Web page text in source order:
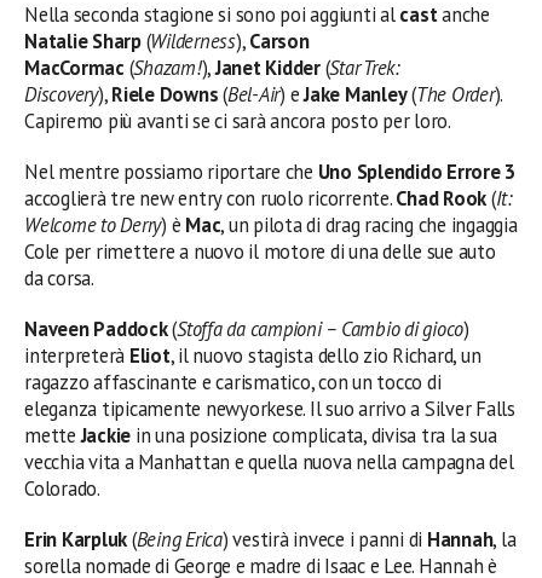
Nella seconda stagione si sono poi aggiunti alcastanche
Natalie Sharp(Wilderness),Carson
MacCormac (Shazam!),Janet Kidder(Star Trek:
Discovery),Riele Downs(Bel-Air) eJake Manley(The Order).
Capiremo più avanti se ci sarà ancora posto per loro.
Nel mentre possiamo riportare che Uno Splendido Errore 3
accoglierà tre new entry con ruolo ricorrente.Chad Rook(It:
Welcome to Derry) è Mac, un pilota di drag racing che ingaggia
Cole per rimettere a nuovo il motore di una delle sue auto
da corsa.
Naveen Paddock(Stoffa da campioni – Cambio di gioco)
interpreterà Eliot, il nuovo stagista dello zio Richard, un
ragazzo affascinante e carismatico, con un tocco di
eleganza tipicamente newyorkese. Il suo arrivo a Silver Falls
metteJackie in una posizione complicata, divisa tra la sua
vecchia vita a Manhattan e quella nuova nella campagna del
Colorado.
Erin Karpluk(Being Erica) vestirà invece i panni di Hannah, la
sorella nomade di George e madre di Isaac e Lee. Hannah è